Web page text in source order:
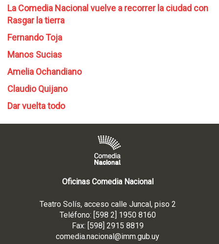
La Comedia Nacional vuelve a recorrer la ciudad con
Rasgar la tierra
Fernando Toja
Manos Sucias
Amelia Ochandiano
Claudio Quijano
Dar vuelta todo
Oficinas Comedia Nacional
Teatro Solís, acceso calle Juncal, piso 2
Teléfono: [598 2] 1950 8160
Fax: [598] 2915 8819
comedia.nacional@imm.gub.uy